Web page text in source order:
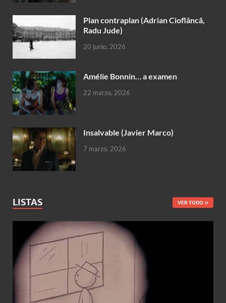
Plan contraplan (Adrian Cioflâncã,
Radu Jude)
20 junio, 2026
Amélie Bonnin… a examen
22 marzo, 2026
Insalvable (Javier Marco)
7 marzo, 2026
LISTAS VER TODO